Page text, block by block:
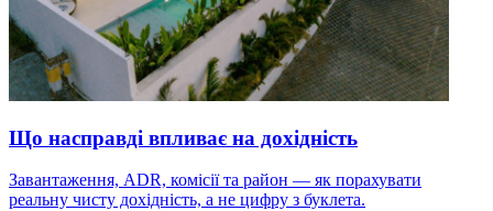
Що насправді впливає на дохідність
Завантаження, ADR, комісії та район — як порахувати
реальну чисту дохідність, а не цифру з буклета.